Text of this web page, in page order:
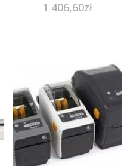
1 406,60zł